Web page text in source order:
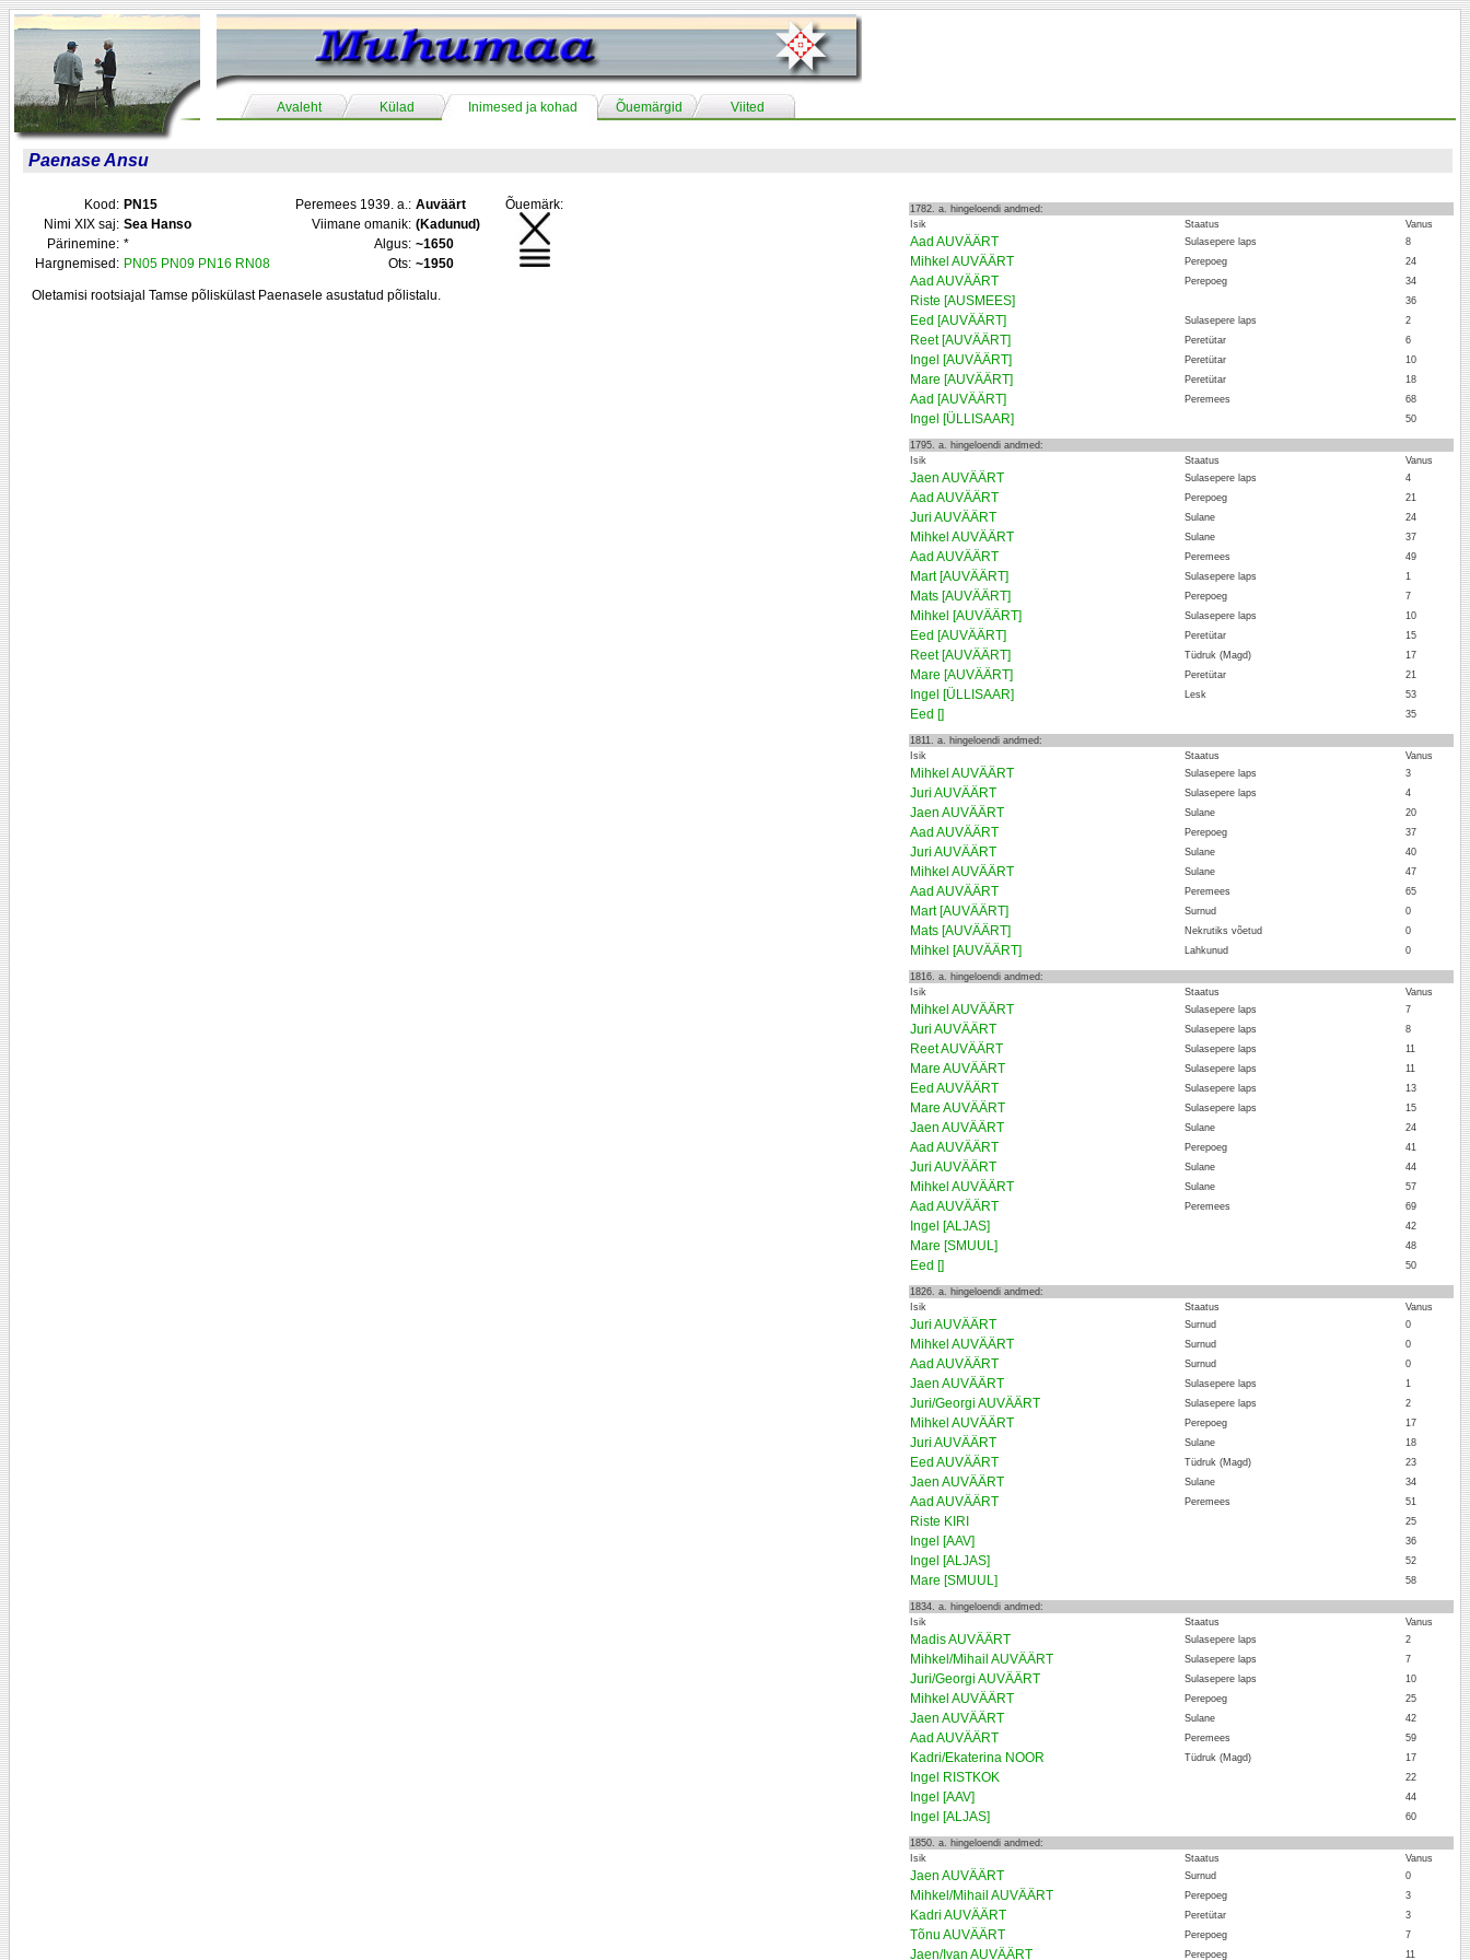
Avaleht Külad Inimesed ja kohad Õuemärgid Viited
Paenase Ansu
Kood: PN15 Peremees 1939. a.: Auväärt
Õuemärk:
Nimi XIX saj: Sea Hanso Viimane omanik: (Kadunud)
Pärinemine: * Algus: ~1650
Hargnemised: PN05 PN09 PN16 RN08 Ots: ~1950
Oletamisi rootsiajal Tamse põliskülast Paenasele asustatud põlistalu.
1782. a. hingeloendi andmed:
Isik
Staatus Vanus
Aad AUVÄÄRT Sulasepere laps 8
Mihkel AUVÄÄRT Perepoeg 24
Aad AUVÄÄRT Perepoeg 34
Riste [AUSMEES] 36
Eed [AUVÄÄRT] Sulasepere laps 2
Reet [AUVÄÄRT] Peretütar 6
Ingel [AUVÄÄRT] Peretütar 10
Mare [AUVÄÄRT] Peretütar 18
Aad [AUVÄÄRT] Peremees 68
Ingel [ÜLLISAAR] 50
1795. a. hingeloendi andmed:
Isik
Staatus Vanus
Jaen AUVÄÄRT Sulasepere laps 4
Aad AUVÄÄRT Perepoeg 21
Juri AUVÄÄRT Sulane 24
Mihkel AUVÄÄRT Sulane 37
Aad AUVÄÄRT Peremees 49
Mart [AUVÄÄRT] Sulasepere laps 1
Mats [AUVÄÄRT] Perepoeg 7
Mihkel [AUVÄÄRT] Sulasepere laps 10
Eed [AUVÄÄRT] Peretütar 15
Reet [AUVÄÄRT] Tüdruk (Magd) 17
Mare [AUVÄÄRT] Peretütar 21
Ingel [ÜLLISAAR] Lesk 53
Eed [] 35
1811. a. hingeloendi andmed:
Isik
Staatus Vanus
Mihkel AUVÄÄRT Sulasepere laps 3
Juri AUVÄÄRT Sulasepere laps 4
Jaen AUVÄÄRT Sulane 20
Aad AUVÄÄRT Perepoeg 37
Juri AUVÄÄRT Sulane 40
Mihkel AUVÄÄRT Sulane 47
Aad AUVÄÄRT Peremees 65
Mart [AUVÄÄRT] Surnud 0
Mats [AUVÄÄRT] Nekrutiks võetud 0
Mihkel [AUVÄÄRT] Lahkunud 0
1816. a. hingeloendi andmed:
Isik
Staatus Vanus
Mihkel AUVÄÄRT Sulasepere laps 7
Juri AUVÄÄRT Sulasepere laps 8
Reet AUVÄÄRT Sulasepere laps 11
Mare AUVÄÄRT Sulasepere laps 11
Eed AUVÄÄRT Sulasepere laps 13
Mare AUVÄÄRT Sulasepere laps 15
Jaen AUVÄÄRT Sulane 24
Aad AUVÄÄRT Perepoeg 41
Juri AUVÄÄRT Sulane 44
Mihkel AUVÄÄRT Sulane 57
Aad AUVÄÄRT Peremees 69
Ingel [ALJAS] 42
Mare [SMUUL] 48
Eed [] 50
1826. a. hingeloendi andmed:
Isik
Staatus Vanus
Juri AUVÄÄRT Surnud 0
Mihkel AUVÄÄRT Surnud 0
Aad AUVÄÄRT Surnud 0
Jaen AUVÄÄRT Sulasepere laps 1
Juri/Georgi AUVÄÄRT Sulasepere laps 2
Mihkel AUVÄÄRT Perepoeg 17
Juri AUVÄÄRT Sulane 18
Eed AUVÄÄRT Tüdruk (Magd) 23
Jaen AUVÄÄRT Sulane 34
Aad AUVÄÄRT Peremees 51
Riste KIRI 25
Ingel [AAV] 36
Ingel [ALJAS] 52
Mare [SMUUL] 58
1834. a. hingeloendi andmed:
Isik
Staatus Vanus
Madis AUVÄÄRT Sulasepere laps 2
Mihkel/Mihail AUVÄÄRT Sulasepere laps 7
Juri/Georgi AUVÄÄRT Sulasepere laps 10
Mihkel AUVÄÄRT Perepoeg 25
Jaen AUVÄÄRT Sulane 42
Aad AUVÄÄRT Peremees 59
Kadri/Ekaterina NOOR Tüdruk (Magd) 17
Ingel RISTKOK 22
Ingel [AAV] 44
Ingel [ALJAS] 60
1850. a. hingeloendi andmed:
Isik
Staatus Vanus
Jaen AUVÄÄRT Surnud 0
Mihkel/Mihail AUVÄÄRT Perepoeg 3
Kadri AUVÄÄRT Peretütar 3
Tõnu AUVÄÄRT Perepoeg 7
Jaen/Ivan AUVÄÄRT Perepoeg 11